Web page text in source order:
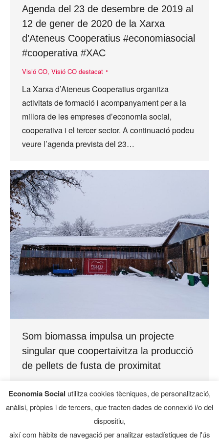
Agenda del 23 de desembre de 2019 al
12 de gener de 2020 de la Xarxa
d’Ateneus Cooperatius #economiasocial
#cooperativa #XAC
Visió CO, Visió CO destacat
La Xarxa d’Ateneus Cooperatius organitza
activitats de formació i acompanyament per a la
millora de les empreses d’economia social,
cooperativa i el tercer sector. A continuació podeu
veure l’agenda prevista del 23…
Som biomassa impulsa un projecte
singular que coopertaivitza la producció
de pellets de fusta de proximitat
Un dels principals objectius de la Direcció
General d’Economia Social, el Tercer Sector, les
Cooperatives i l’Autoempresa, és impulsar
Economia Social utilitza cookies tècniques, de personalització,
anàlisi, pròpies i de tercers, que tracten dades de connexió i/o del
dispositiu,
així com hàbits de navegació per analitzar estadístiques de l'ús